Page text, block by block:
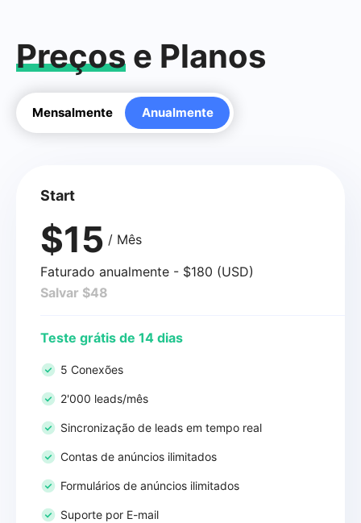
Preços e Planos
Mensalmente Anualmente
Start
$15 / Mês
Faturado anualmente - $180 (USD)
Salvar $48
Teste grátis de 14 dias
5 Conexões
2'000 leads/mês
Sincronização de leads em tempo real
Contas de anúncios ilimitados
Formulários de anúncios ilimitados
Suporte por E-mail